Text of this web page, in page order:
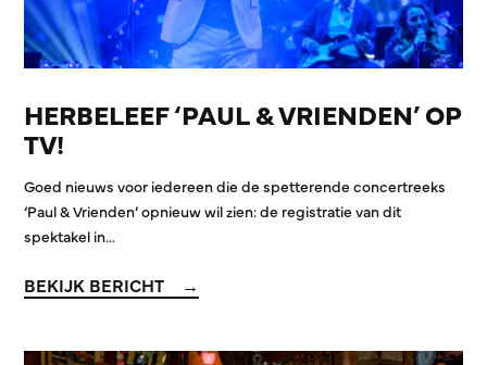
HERBELEEF ‘PAUL & VRIENDEN’ OP
TV!
Goed nieuws voor iedereen die de spetterende concertreeks
‘Paul & Vrienden’ opnieuw wil zien: de registratie van dit
spektakel in…
BEKIJK BERICHT